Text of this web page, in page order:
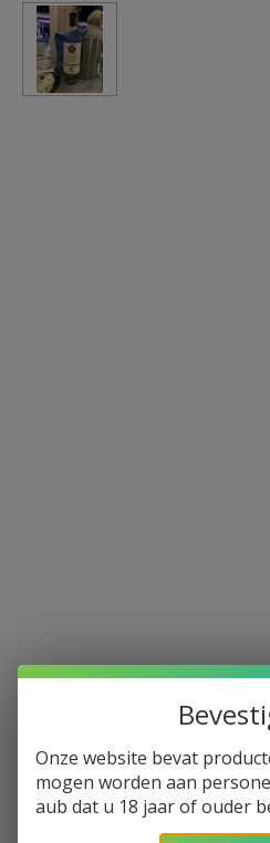
Onze website bevat
mogen worden aan
aub dat u 18 jaar of ouder